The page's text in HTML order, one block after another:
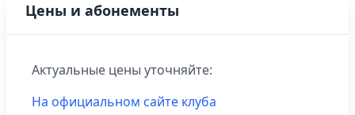
Цены и абонементы
Актуальные цены уточняйте:
На официальном сайте клуба